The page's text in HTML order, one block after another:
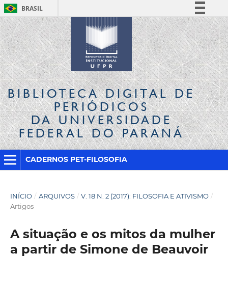
BRASIL
Simplifique!
Comunica BR
Participe
Acesso à informação
Legislação
Canais
BIBLIOTECA DIGITALDE
PERIÓDICOS
DA UNIVERSIDADE
FEDERAL DO PARANÁ
CADERNOS PET-FILOSOFIA
INÍCIO / ARQUIVOS / V. 18 N. 2 (2017): FILOSOFIA E ATIVISMO /
Artigos
A situação e os mitos da mulher
a partir de Simone de Beauvoir